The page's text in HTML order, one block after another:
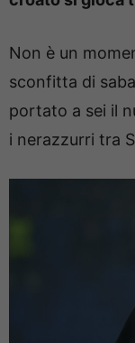
Non è un
sconfitta di
portato a sei il
i nerazzurri tra